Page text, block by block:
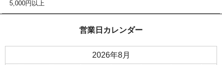
5,000円以上
営業日カレンダー
2026年8月